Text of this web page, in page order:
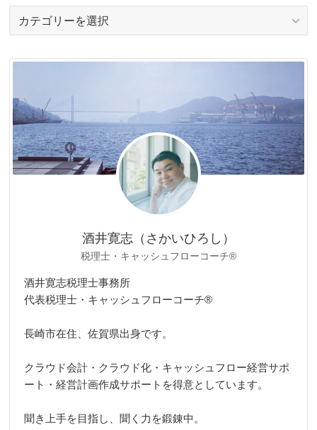
リ
酒井寛志（さかいひろし）
税理士・キャッシュフローコーチ®
酒井寛志税理士事務所
代表税理士・キャッシュフローコーチ®
長崎市在住、佐賀県出身です。
クラウド会計・クラウド化・キャッシュフロー経営サポ
ート・経営計画作成サポートを得意としています。
聞き上手を目指し、聞く力を鍛錬中。